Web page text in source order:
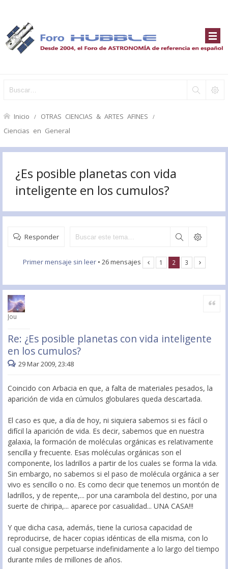
Inicio OTRAS CIENCIAS & ARTES AFINES
Ciencias en General
¿Es posible planetas con vida
inteligente en los cumulos?
Responder
Primer mensaje sin leer• 26 mensajes 1 2 3
Jou
Re: ¿Es posible planetas con vida inteligente
en los cumulos?
Citar
29 Mar 2009, 23:48
Coincido con Arbacia en que, a falta de materiales pesados, la
aparición de vida en cúmulos globulares queda descartada.
El caso es que, a día de hoy, ni siquiera sabemos si es fácil o
difícil la aparición de vida. Es decir, sabemos que en nuestra
galaxia, la formación de moléculas orgánicas es relativamente
sencilla y frecuente. Esas moléculas orgánicas son el
componente, los ladrillos a partir de los cuales se forma la vida.
Sin embargo, no sabemos si el paso de molécula orgánica a ser
vivo es sencillo o no. Es como decir que tenemos un montón de
ladrillos, y de repente,... por una carambola del destino, por una
suerte de chiripa,... aparece por casualidad... UNA CASA!!!
Y que dicha casa, además, tiene la curiosa capacidad de
reproducirse, de hacer copias idénticas de ella misma, con lo
cual consigue perpetuarse indefinidamente a lo largo del tiempo
durante miles de millones de años.